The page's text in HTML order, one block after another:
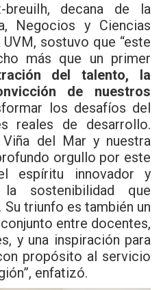
decana de la
Negocios y Ciencias
sostuvo que “este
más que un primer
del talento, la
de nuestros
los desafíos del
reales de desarrollo.
Viña del Mar y nuestra
orgullo por este
espíritu innovador y
sostenibilidad que
triunfo es también un
entre docentes,
y una inspiración para
propósito al servicio
enfatizó.